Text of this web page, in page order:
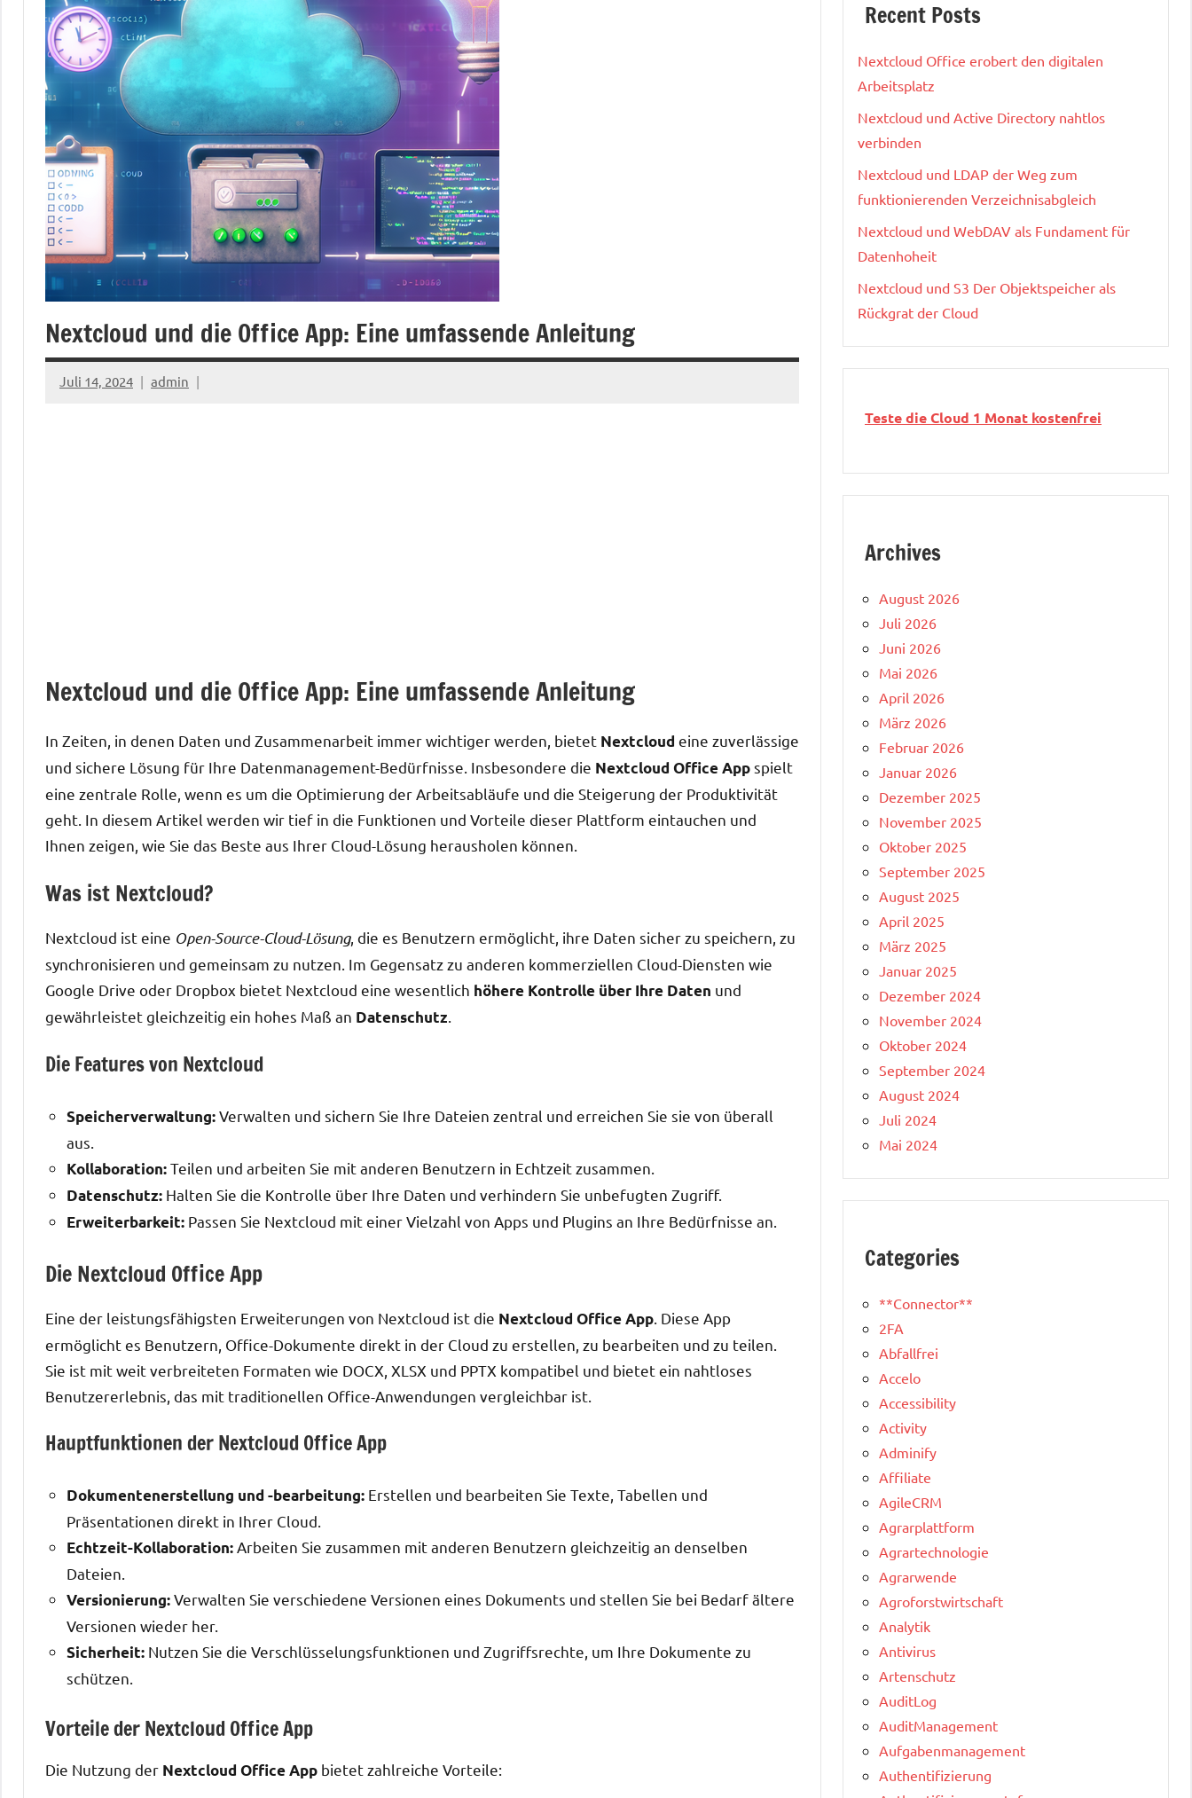
Nextcloud und die Office App: Eine umfassende Anleitung
Juli 14, 2024 admin
Nextcloud und die Office App: Eine umfassende Anleitung
In Zeiten, in denen Daten und Zusammenarbeit immer wichtiger werden, bietet Nextcloud eine zuverlässige
und sichere Lösung für Ihre Datenmanagement-Bedürfnisse. Insbesondere die Nextcloud Office Appspielt
eine zentrale Rolle, wenn es um die Optimierung der Arbeitsabläufe und die Steigerung der Produktivität
geht. In diesem Artikel werden wir tief in die Funktionen und Vorteile dieser Plattform eintauchen und
Ihnen zeigen, wie Sie das Beste aus Ihrer Cloud-Lösung herausholen können.
Was ist Nextcloud?
Nextcloud ist eine Open-Source-Cloud-Lösung, die es Benutzern ermöglicht, ihre Daten sicher zu speichern, zu
synchronisieren und gemeinsam zu nutzen. Im Gegensatz zu anderen kommerziellen Cloud-Diensten wie
Google Drive oder Dropbox bietet Nextcloud eine wesentlich höhere Kontrolle über Ihre Daten und
gewährleistet gleichzeitig ein hohes Maß an Datenschutz
Die Features von Nextcloud
Speicherverwaltung:Verwalten und sichern Sie Ihre Dateien zentral und erreichen Sie sie von überall
aus.
Kollaboration:Teilen und arbeiten Sie mit anderen Benutzern in Echtzeit zusammen.
Datenschutz: Halten Sie die Kontrolle über Ihre Daten und verhindern Sie unbefugten Zugriff.
Erweiterbarkeit: Passen Sie Nextcloud mit einer Vielzahl von Apps und Plugins an Ihre Bedürfnisse an.
Die Nextcloud Office App
Eine der leistungsfähigsten Erweiterungen von Nextcloud ist die Nextcloud Office App . Diese App
ermöglicht es Benutzern, Office-Dokumente direkt in der Cloud zu erstellen, zu bearbeiten und zu teilen.
Sie ist mit weit verbreiteten Formaten wie DOCX, XLSX und PPTX kompatibel und bietet ein nahtloses
Benutzererlebnis, das mit traditionellen Office-Anwendungen vergleichbar ist.
Hauptfunktionen der Nextcloud Office App
Dokumentenerstellung und -bearbeitung: Erstellen und bearbeiten Sie Texte, Tabellen und
Präsentationen direkt in Ihrer Cloud.
Echtzeit-Kollaboration: Arbeiten Sie zusammen mit anderen Benutzern gleichzeitig an denselben
Dateien.
Versionierung:Verwalten Sie verschiedene Versionen eines Dokuments und stellen Sie bei Bedarf ältere
Versionen wieder her.
Sicherheit: Nutzen Sie die Verschlüsselungsfunktionen und Zugriffsrechte, um Ihre Dokumente zu
schützen.
Vorteile der Nextcloud Office App
Die Nutzung der Nextcloud Office App bietet zahlreiche Vorteile:
Recent Posts
Nextcloud Office erobert den digitalen
Arbeitsplatz
Nextcloud und Active Directory nahtlos
verbinden
Nextcloud und LDAP der Weg zum
funktionierenden Verzeichnisabgleich
Nextcloud und WebDAV als Fundament für
Datenhoheit
Nextcloud und S3 Der Objektspeicher als
Rückgrat der Cloud
Teste die Cloud 1 Monat kostenfrei
Archives
August 2026
Juli 2026
Juni 2026
Mai 2026
April 2026
März 2026
Februar 2026
Januar 2026
Dezember 2025
November 2025
Oktober 2025
September 2025
August 2025
April 2025
März 2025
Januar 2025
Dezember 2024
November 2024
Oktober 2024
September 2024
August 2024
Juli 2024
Mai 2024
Categories
**Connector**
2FA
Abfallfrei
Accelo
Accessibility
Activity
Adminify
Affiliate
AgileCRM
Agrarplattform
Agrartechnologie
Agrarwende
Agroforstwirtschaft
Analytik
Antivirus
Artenschutz
AuditLog
AuditManagement
Aufgabenmanagement
Authentifizierung